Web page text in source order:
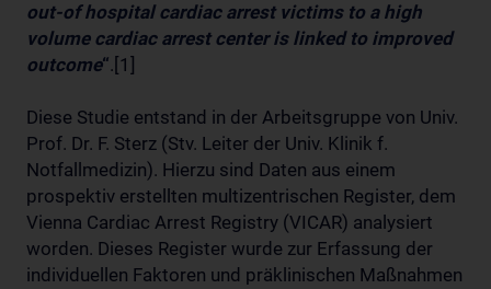
out-of hospital cardiac arrest victims to a high
volume cardiac arrest center is linked to improved
outcome“.[1]
Diese Studie entstand in der Arbeitsgruppe von Univ.
Prof. Dr. F. Sterz (Stv. Leiter der Univ. Klinik f.
Notfallmedizin). Hierzu sind Daten aus einem
prospektiv erstellten multizentrischen Register, dem
Vienna Cardiac Arrest Registry (VICAR) analysiert
worden. Dieses Register wurde zur Erfassung der
individuellen Faktoren und präklinischen Maßnahmen